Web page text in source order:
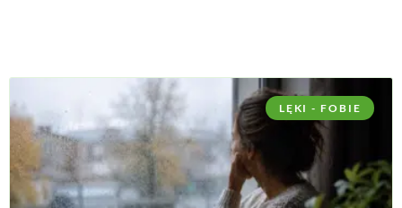
LĘKI - FOBIE